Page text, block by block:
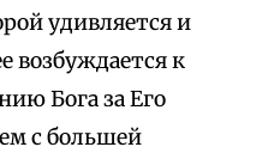
удивляется и
возбуждается к
Бога за Его
с большей